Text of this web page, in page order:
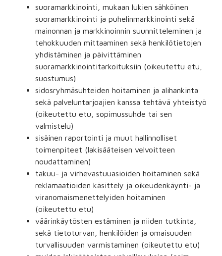
suoramarkkinointi, mukaan lukien sähköinen
suoramarkkinointi ja puhelinmarkkinointi sekä
mainonnan ja markkinoinnin suunnitteleminen ja
tehokkuuden mittaaminen sekä henkilötietojen
yhdistäminen ja päivittäminen
suoramarkkinointitarkoituksiin (oikeutettu etu,
suostumus)
sidosryhmäsuhteiden hoitaminen ja alihankinta
sekä palveluntarjoajien kanssa tehtävä yhteistyö
(oikeutettu etu, sopimussuhde tai sen
valmistelu)
sisäinen raportointi ja muut hallinnolliset
toimenpiteet (lakisääteisen velvoitteen
noudattaminen)
takuu- ja virhevastuuasioiden hoitaminen sekä
reklamaatioiden käsittely ja oikeudenkäynti- ja
viranomaismenettelyiden hoitaminen
(oikeutettu etu)
väärinkäytösten estäminen ja niiden tutkinta,
sekä tietoturvan, henkilöiden ja omaisuuden
turvallisuuden varmistaminen (oikeutettu etu)